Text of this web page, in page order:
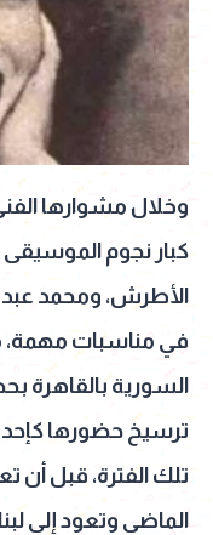
وخلال مشوارها
كبار نجوم الموسيقى
الأطرش، ومحمد
في مناسبات مهمة،
السورية بالقاهرة
ترسيخ حضورها
تلك الفترة، قبل أن
الماضي وتعود إلى